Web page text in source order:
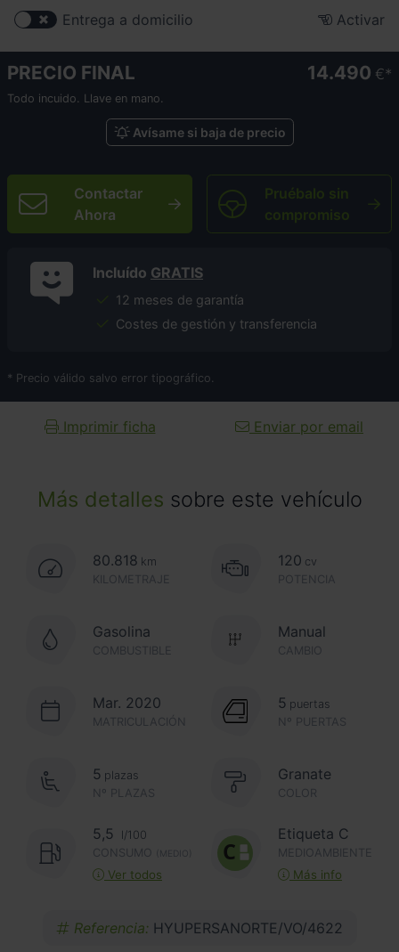
Más detalles sobre este vehículo
80.818 km
KILOMETRAJE
120 cv
POTENCIA
Gasolina
COMBUSTIBLE CAMBIO
Manual
Mar. 2020
MATRICULACIÓN Nº PUERTAS
5 puertas
Nº PLAZAS
5 plazas Granate
COLOR
5,5
l/100
CONSUMO
(MEDIO)
Ver todos
Etiqueta C
MEDIOAMBIENTE
Más info
Referencia: HYUPERSANORTE/VO/4622
Entrega a domicilio Activar
PRECIO FINAL 14.490 €
Todo incuido. Llave en mano.
Avísame si baja de precio
Contactar
Ahora
Pruébalo sin
compromiso
Incluído GRATIS
12 meses de garantía
Costes de gestión y transferencia
* Precio válido salvo error tipográfico.
Imprimir ficha Enviar por email